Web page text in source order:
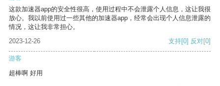
这款加速器app的安全性很高，使用过程中不会泄露个人信息，这让我很
放心。我以前使用过一些其他的加速器app，经常会出现个人信息泄露的
情况，这让我非常担心。
2023-12-26
支持[0] 反对[0]
游客
超棒啊 好用